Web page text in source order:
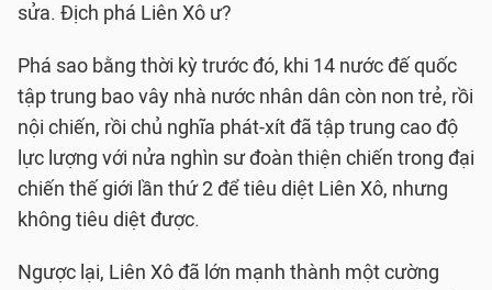
sửa. Địch phá Liên Xô ư?
Phá sao bằng thời kỳ trước đó, khi 14 nước đế quốc
tập trung bao vây nhà nước nhân dân còn non trẻ, rồi
nội chiến, rồi chủ nghĩa phát-xít đã tập trung cao độ
lực lượng với nửa nghìn sư đoàn thiện chiến trong đại
chiến thế giới lần thứ 2 để tiêu diệt Liên Xô, nhưng
không tiêu diệt được.
Ngược lại, Liên Xô đã lớn mạnh thành một cường